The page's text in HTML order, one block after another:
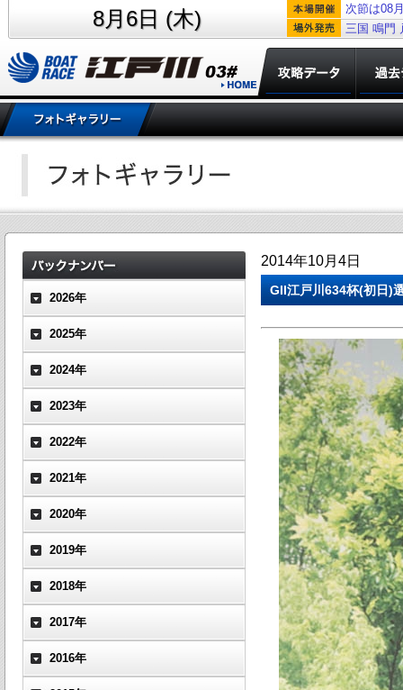
8月6日 (木)
次節は08
三国 鳴門
2026年
2025年
2024年
2023年
2022年
2021年
2020年
2019年
2018年
2017年
2016年
2014年10月4日
GII江戸川634杯(初日)